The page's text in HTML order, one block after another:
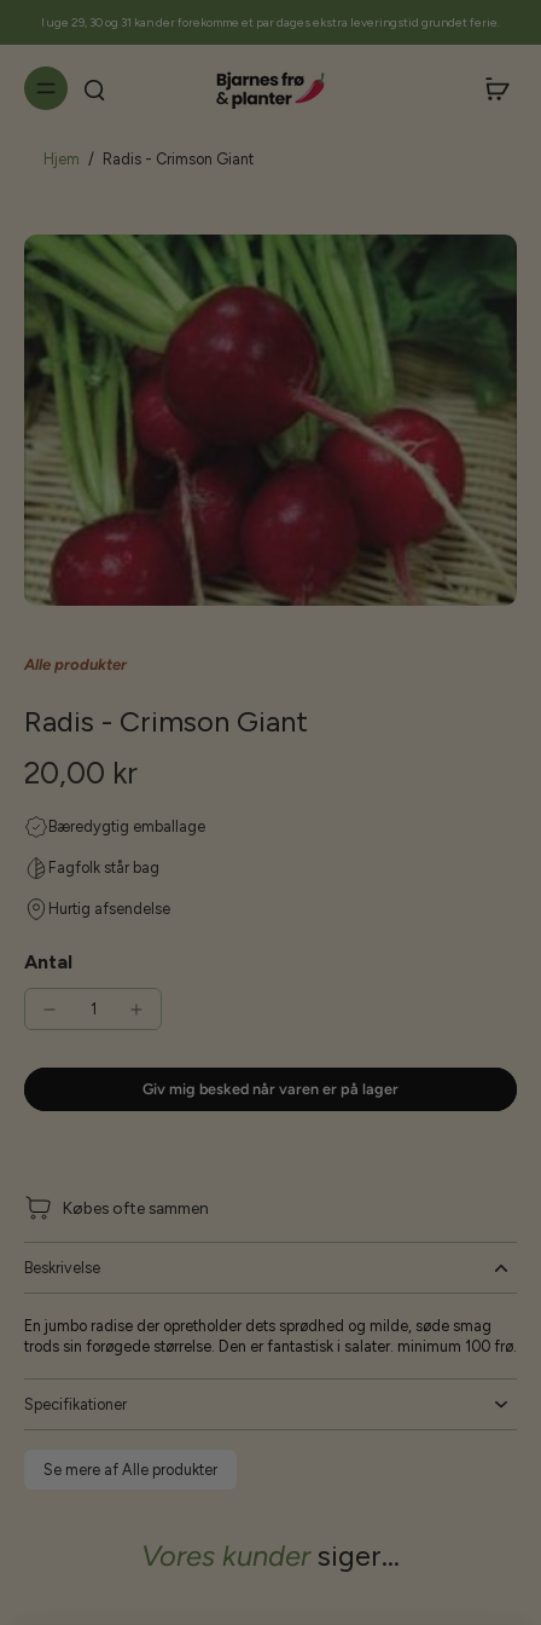
I uge 29, 30 og 31 kan der forekomme et par dages ekstra leveringstid grundet ferie.
Hjem / Radis - Crimson Giant
Alle produkter
Radis - Crimson Giant
20,00 kr
Bæredygtig emballage
Fagfolk står bag
Hurtig afsendelse
Antal
Giv mig besked når varen er på lager
Købes ofte sammen
Beskrivelse
En jumbo radise der opretholder dets sprødhed og milde, søde smag
trods sin forøgede størrelse. Den er fantastisk i salater. minimum 100 frø.
Specifikationer
Se mere af Alle produkter
Vores kundersiger...